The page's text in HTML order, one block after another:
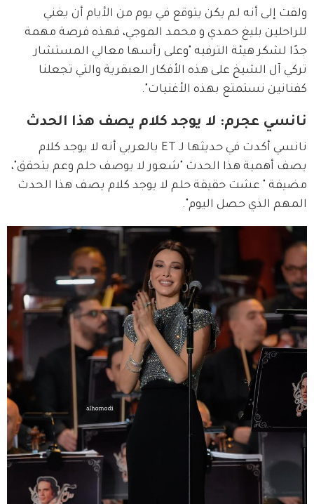
ولفت إلى أنه لم يكن يتوقع في يوم من الأيام أن يغني
للراحلين بليغ حمدي و محمد الموجي، فهذه فرصة مهمة
جدًا لشكر هيئة الترفيه "وعلى رأسها معالي المستشار
تركي آل الشيخ على هذه الأفكار العبقرية والتي تجعلنا
كفنانين نستمتع بهذه الأغنيات".
نانسي عجرم: لا يوجد كلام يصف هذا الحدث
نانسي أكدت في حديثها لـ ET بالعربي أنه لا يوجد كلام
يصف أهمية هذا الحدث "شعور لا يوصف حلم وعم يتحقق"،
مضيفة " عشت حقيقة حلم لا يوجد كلام يصف هذا الحدث
المهم الذي حصل اليوم".